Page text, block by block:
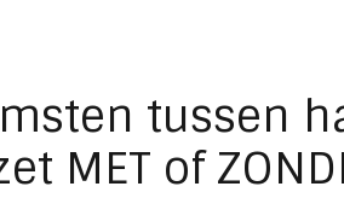
tussen
MET of